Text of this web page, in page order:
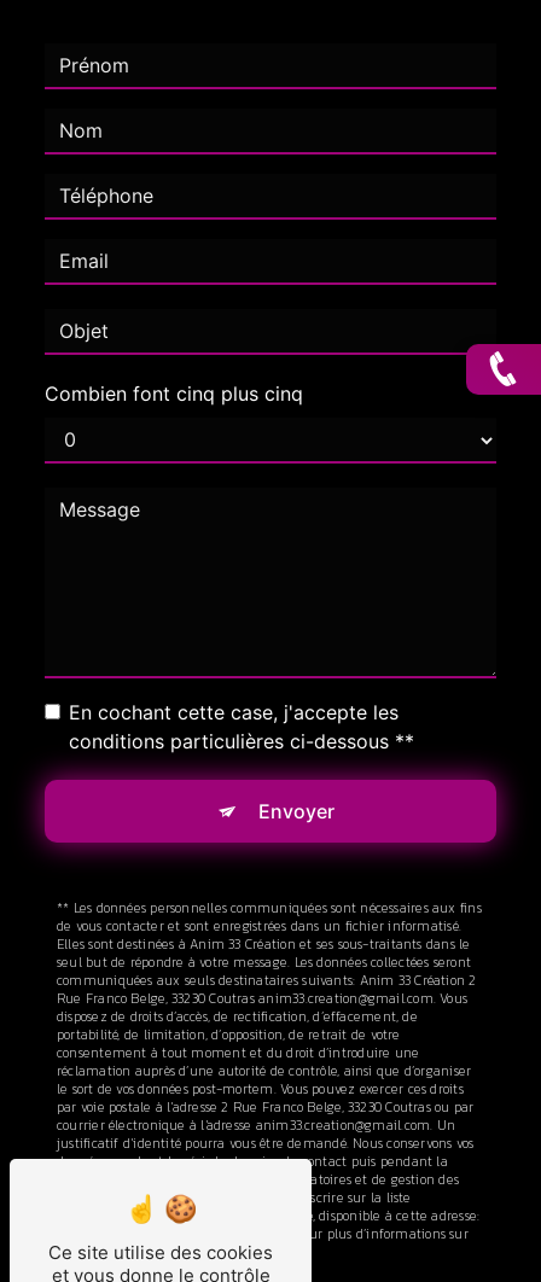
Combien font cinq plus cinq
En cochant cette case, j'accepte les
conditions particulières ci-dessous **
Envoyer
** Les données personnelles communiquées sont nécessaires aux fins
de vous contacter et sont enregistrées dans un fichier informatisé.
Elles sont destinées à Anim 33 Création et ses sous-traitants dans le
seul but de répondre à votre message. Les données collectées seront
communiquées aux seuls destinataires suivants: Anim 33 Création 2
Rue Franco Belge, 33230 Coutras anim33.creation@gmail.com. Vous
disposez de droits d’accès, de rectification, d’effacement, de
portabilité, de limitation, d’opposition, de retrait de votre
consentement à tout moment et du droit d’introduire une
réclamation auprès d’une autorité de contrôle, ainsi que d’organiser
le sort de vos données post-mortem. Vous pouvez exercer ces droits
par voie postale à l'adresse 2 Rue Franco Belge, 33230 Coutras ou par
courrier électronique à l'adresse anim33.creation@gmail.com. Un
justificatif d'identité pourra vous être demandé. Nous conservons vos
données pendant la période de prise de contact puis pendant la
durée de prescription légale aux fins probatoires et de gestion des
contentieux. Vous avez le droit de vous inscrire sur la liste
d'opposition au démarchage téléphonique, disponible à cette adresse:
. Consultez le site cnil.fr pour plus d’informations sur
vos droits.
Ce site utilise des cookies
et vous donne le contrôle